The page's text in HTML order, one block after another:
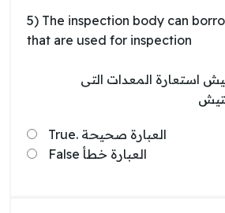
5) The inspection body can
that are used for inspection
استعارة المعدات التى
True. العبارة صحيحة
False العبارة خطأ